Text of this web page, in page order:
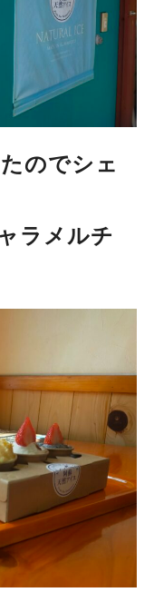
のでシェ
ラメルチ